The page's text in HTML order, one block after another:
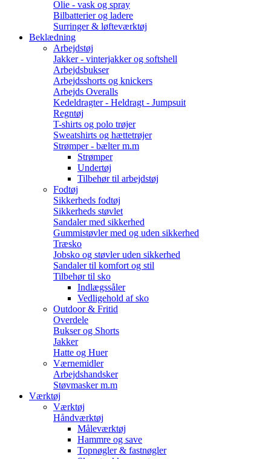
Olie - vask og spray
Bilbatterier og ladere
Surringer & løfteværktøj
Beklædning
Arbejdstøj
Jakker - vinterjakker og softshell
Arbejdsbukser
Arbejdsshorts og knickers
Arbejds Overalls
Kedeldragter - Heldragt - Jumpsuit
Regntøj
T-shirts og polo trøjer
Sweatshirts og hættetrøjer
Strømper - bælter m.m
Strømper
Undertøj
Tilbehør til arbejdstøj
Fodtøj
Sikkerheds fodtøj
Sikkerheds støvlet
Sandaler med sikkerhed
Gummistøvler med og uden sikkerhed
Træsko
Jobsko og støvler uden sikkerhed
Sandaler til komfort og stil
Tilbehør til sko
Indlægssåler
Vedligehold af sko
Outdoor & Fritid
Overdele
Bukser og Shorts
Jakker
Hatte og Huer
Værnemidler
Arbejdshandsker
Støvmasker m.m
Værktøj
Værktøj
Håndværktøj
Måleværktøj
Hammre og save
Topnøgler & fastnøgler